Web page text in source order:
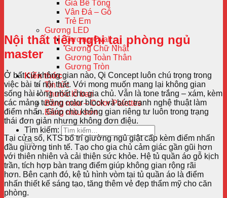
Giả Bê Tông
Vân Đá – Gỗ
Trẻ Em
Gương LED
Gương Oval
Gương Chữ Nhật
Gương Toàn Thân
Gương Tròn
Kiến thức
Tin tức
Thước lỗ ban
Bảng màu – Color Palettes
Bảng màu sơn
Tìm kiếm:
Nội thất tiện nghi tại phòng ngủ
master
Ở bất cứ không gian nào, Qi Concept luôn chú trọng trong
việc bài trí nội thất. Với mong muốn mang lại không gian
sống hài lòng nhất cho gia chủ. Vẫn là tone trắng – xám, kèm
các mảng tường color block và bức tranh nghệ thuật làm
điểm nhấn. Giúp cho không gian riêng tư luôn trong trạng
thái đơn giản nhưng không đơn điệu.
Tại cửa sổ, KTS bố trí giường ngủ giật cấp kèm điểm nhấn
đầu giường tinh tế. Tạo cho gia chủ cảm giác gần gũi hơn
với thiên nhiên và cải thiện sức khỏe. Hệ tủ quần áo gỗ kịch
trần, tích hợp bàn trang điểm giúp không gian rộng rãi
hơn. Bên cạnh đó, kệ tủ hình vòm tại tủ quần áo là điểm
nhấn thiết kế sáng tạo, tăng thêm vẻ đẹp thẩm mỹ cho căn
phòng.